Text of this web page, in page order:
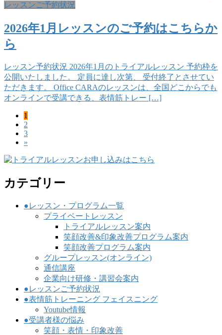
レッスンご予約状況
2026年1月レッスンのご予約はこちらか
ら
レッスン予約状況 2026年1月のトライアルレッスン 予約枠を
公開いたしました。 定員に達し次第、 受付終了とさせてい
ただきます。 Office CARAのレッスンは、全国どこからでも
オンラインで受講できる、表情筋トレー […]
ペ
ー
固
定
ペ
ー
ジ
1
固
定
ペ
ー
ジ
2
固
定
ー
3
»
カテゴリー
●レッスン・プログラム一覧
プライベートレッスン
トライアルレッスン案内
笑顔改善&印象改善プログラム案内
笑顔改善プログラム案内
グループレッスン(オンライン)
通信講座
企業向け研修・講習会案内
●レッスンご予約状況
●表情筋トレーニング フェイスニング
Youtube情報
●受講者様の悩み
笑顔・表情・印象改善